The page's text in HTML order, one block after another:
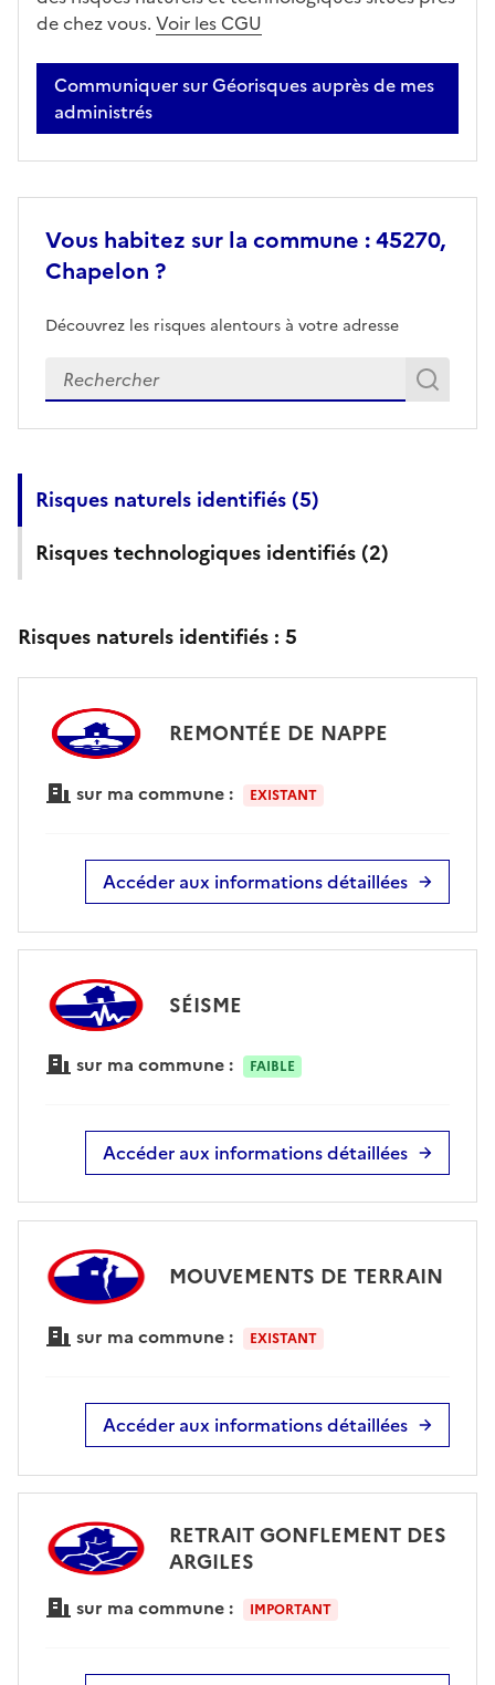
de chez vous. Voir les CGU
Communiquer sur Géorisques auprès de mes
administrés
Vous habitez sur la commune : 45270,
Chapelon ?
Découvrez les risques alentours à votre adresse
Veuillez renseigner votre adresse exacte
Risques naturels identifiés (5)
Risques technologiques identifiés (2)
Risques naturels identifiés : 5
REMONTÉE DE NAPPE
sur ma commune : EXISTANT
Accéder aux informations détaillées
SÉISME
sur ma commune : FAIBLE
Accéder aux informations détaillées
MOUVEMENTS DE TERRAIN
sur ma commune : EXISTANT
Accéder aux informations détaillées
RETRAIT GONFLEMENT DES
ARGILES
sur ma commune : IMPORTANT